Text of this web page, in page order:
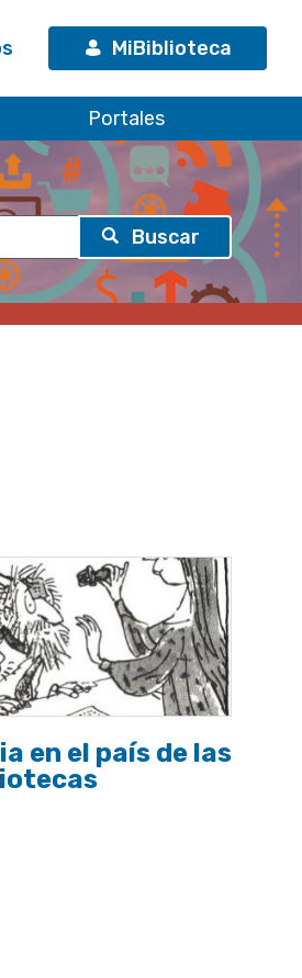
MiBiblioteca
Portales
en el país de las